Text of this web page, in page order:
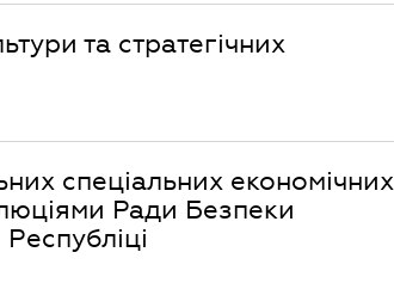
та стратегічних
спеціальних економічних
Ради Безпеки